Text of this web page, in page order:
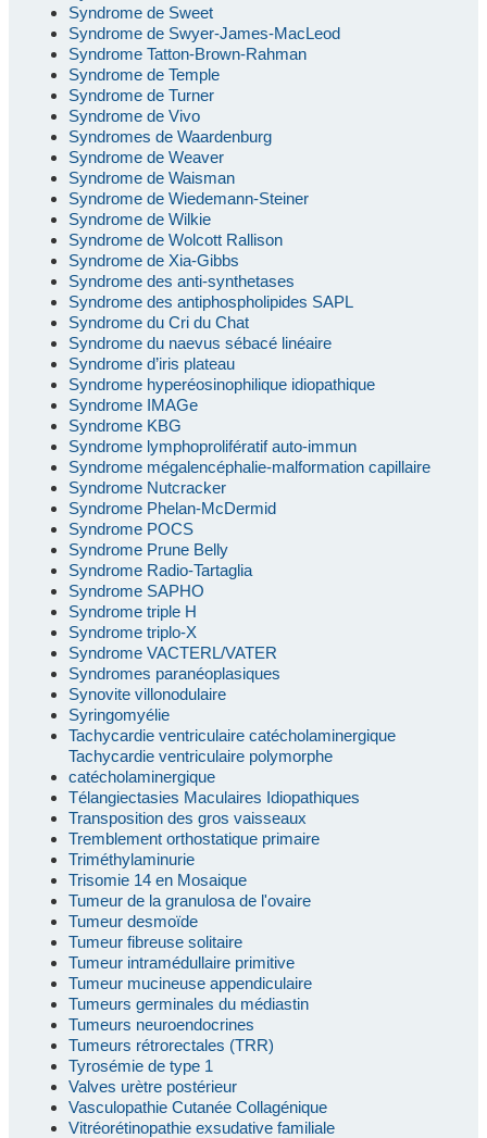
Syndrome de Sweet
Syndrome de Swyer-James-MacLeod
Syndrome Tatton-Brown-Rahman
Syndrome de Temple
Syndrome de Turner
Syndrome de Vivo
Syndromes de Waardenburg
Syndrome de Weaver
Syndrome de Waisman
Syndrome de Wiedemann-Steiner
Syndrome de Wilkie
Syndrome de Wolcott Rallison
Syndrome de Xia-Gibbs
Syndrome des anti-synthetases
Syndrome des antiphospholipides SAPL
Syndrome du Cri du Chat
Syndrome du naevus sébacé linéaire
Syndrome d’iris plateau
Syndrome hyperéosinophilique idiopathique
Syndrome IMAGe
Syndrome KBG
Syndrome lymphoprolifératif auto-immun
Syndrome mégalencéphalie-malformation capillaire
Syndrome Nutcracker
Syndrome Phelan-McDermid
Syndrome POCS
Syndrome Prune Belly
Syndrome Radio-Tartaglia
Syndrome SAPHO
Syndrome triple H
Syndrome triplo-X
Syndrome VACTERL/VATER
Syndromes paranéoplasiques
Synovite villonodulaire
Syringomyélie
Tachycardie ventriculaire catécholaminergique
Tachycardie ventriculaire polymorphe
catécholaminergique
Télangiectasies Maculaires Idiopathiques
Transposition des gros vaisseaux
Tremblement orthostatique primaire
Triméthylaminurie
Trisomie 14 en Mosaique
Tumeur de la granulosa de l'ovaire
Tumeur desmoïde
Tumeur fibreuse solitaire
Tumeur intramédullaire primitive
Tumeur mucineuse appendiculaire
Tumeurs germinales du médiastin
Tumeurs neuroendocrines
Tumeurs rétrorectales (TRR)
Tyrosémie de type 1
Valves urètre postérieur
Vasculopathie Cutanée Collagénique
Vitréorétinopathie exsudative familiale